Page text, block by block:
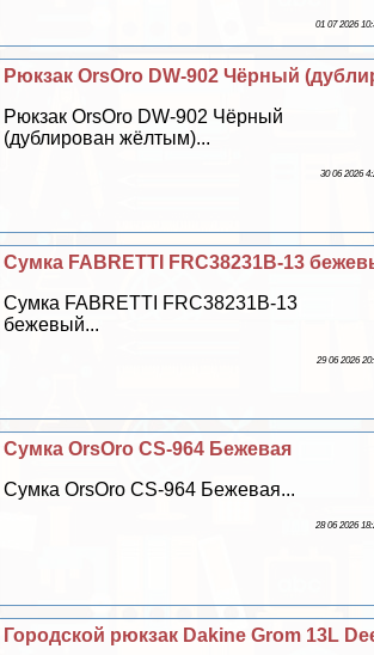
01 07 2026
Рюкзак OrsOro DW-902 Чёрный
Рюкзак OrsOro DW-902 Чёрный
(дублирован жёлтым)...
30 06 2026
Сумка FABRETTI FRC38231B-13
Сумка FABRETTI FRC38231B-13
бежевый...
29 06 2026
Сумка OrsOro CS-964 Бежевая
Сумка OrsOro CS-964 Бежевая...
28 06 2026
Городской рюкзак Dakine Grom 13L